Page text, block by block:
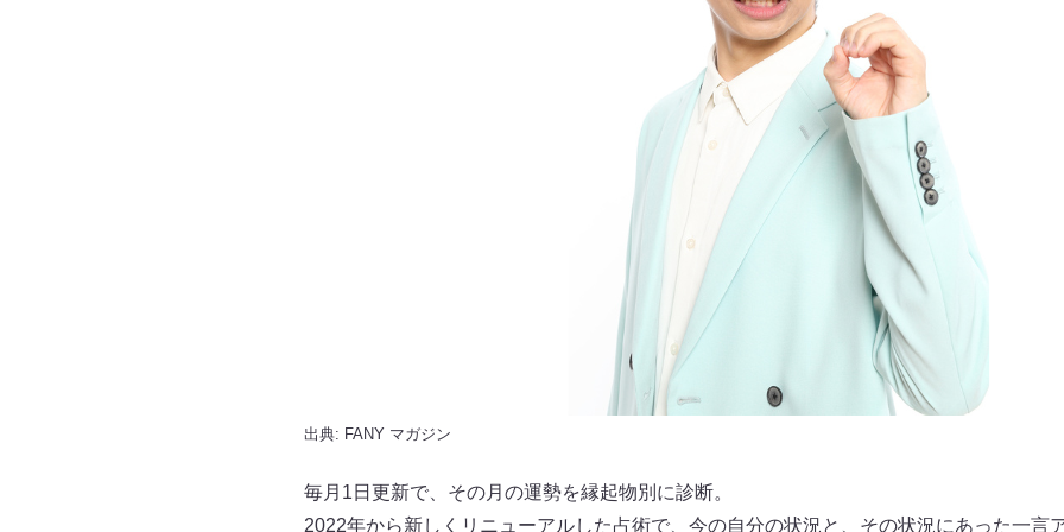
出典: FANY マガジン
毎月1日更新で、その月の運勢を縁起物別に診断。
2022年から新しくリニューアルした占術で、今の自分の状況と、その状況にあった一言